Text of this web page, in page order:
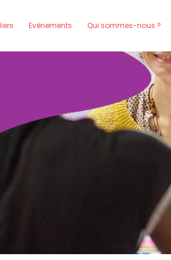
Evènements Qui sommes-nous ?